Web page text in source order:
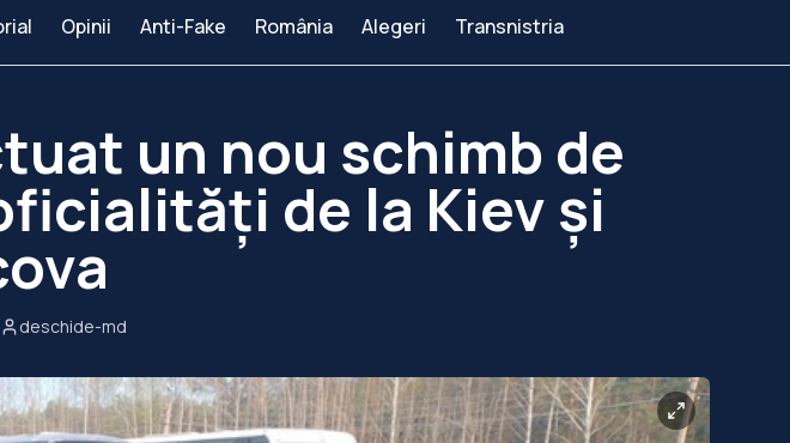
Opinii Anti-Fake România Alegeri Transnistria
un nou schimb de
de la Kiev și
deschide-md